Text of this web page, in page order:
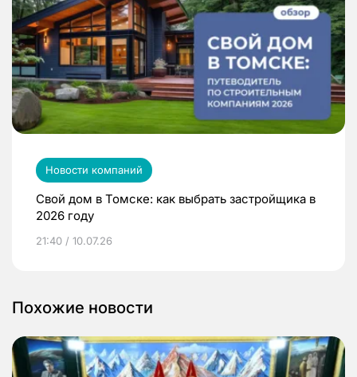
Новости компаний
Свой дом в Томске: как выбрать застройщика в
2026 году
21:40 / 10.07.26
Похожие новости